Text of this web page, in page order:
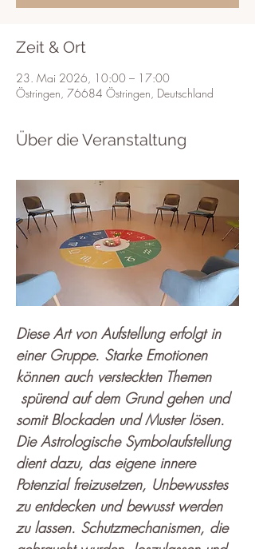
Zeit & Ort
23. Mai 2026, 10:00 – 17:00
Östringen, 76684 Östringen, Deutschland
Über die Veranstaltung
Diese Art von Aufstellung erfolgt in
einer Gruppe. Starke Emotionen
können auch versteckten Themen
spürend auf dem Grund gehen und
somit Blockaden und Muster lösen.
Die Astrologische Symbolaufstellung
dient dazu, das eigene innere
Potenzial freizusetzen, Unbewusstes
zu entdecken und bewusst werden
zu lassen. Schutzmechanismen, die